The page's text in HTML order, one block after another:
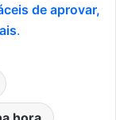
de aprovar,
.